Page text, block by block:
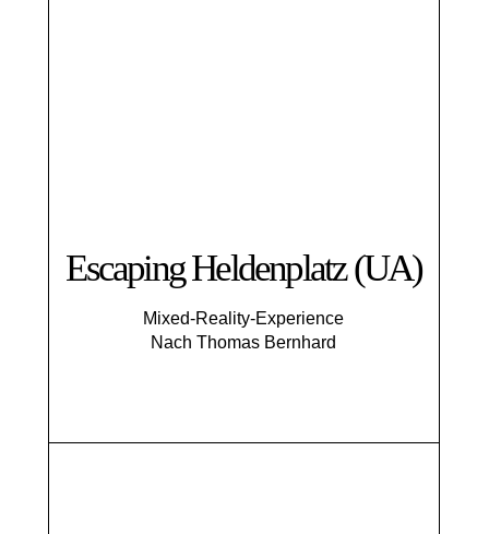
Escaping Helden­platz (UA)
Mixed-Reality-Experience
Nach Thomas Bernhard